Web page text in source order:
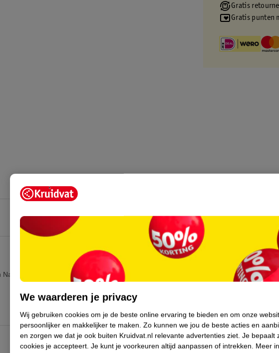
Nature Impact Score.
Gratis
Gratis punten
We waarderen je privacy
Wij gebruiken cookies om je de beste online ervaring te bieden en om onze
persoonlijker en makkelijker te maken. Zo kunnen we jou de beste acties en
en zorgen we dat je ook buiten Kruidvat.nl relevante advertenties ziet. Je bepaalt
cookies je accepteert. Je kunt je voorkeuren altijd aanpassen of intrekken. Meer